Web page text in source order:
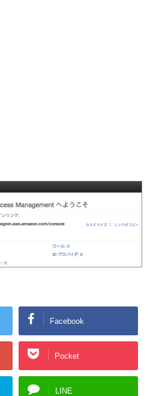
Facebook
Pocket
LINE